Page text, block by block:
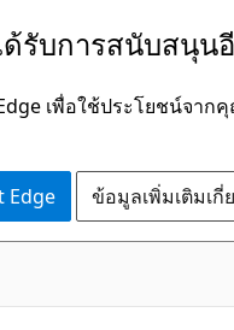
ด้รับการสนับสนุน
เพื่อใช้ประโยชน์จ
Edge ข้อมูลเพิ่มเติมเ